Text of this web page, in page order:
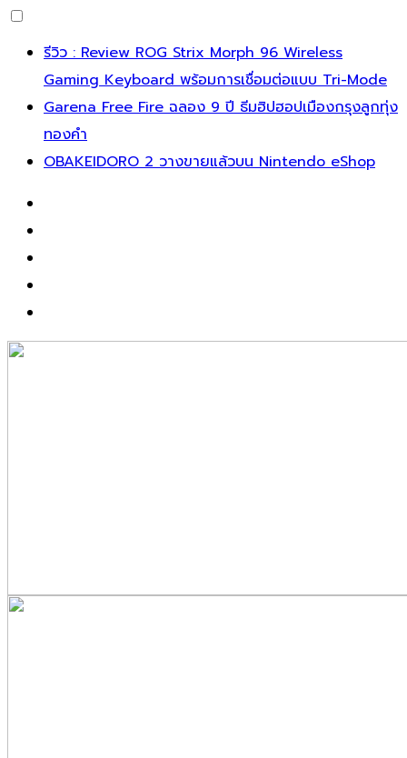
Skip
content
รีวิว : Review ROG Strix Morph 96 Wireless
Gaming Keyboard พร้อมการเชื่อมต่อแบบ Tri-Mode
Garena Free Fire ฉลอง 9 ปี ธีมฮิปฮอปเมืองกรุงลูกทุ่ง
ทองคำ
OBAKEIDORO 2 วางขายแล้วบน Nintendo eShop